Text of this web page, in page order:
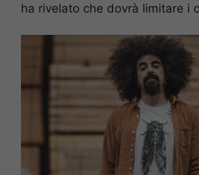
ha rivelato che dovrà limitare i